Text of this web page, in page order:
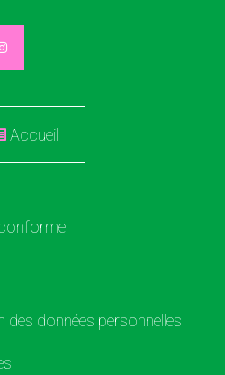
Accueil
des données personnelles